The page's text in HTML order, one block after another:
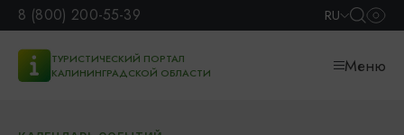
8 (800) 200-55-39 RU
ТУРИСТИЧЕСКИЙ ПОРТАЛ
КАЛИНИНГРАДСКОЙ ОБЛАСТИ
Меню